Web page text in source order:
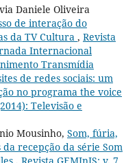
Daniele Oliveira
de interação do
da TV Cultura , Revista
Internacional
Transmídia
de redes sociais: um
no programa the voice
Televisão e
Mousinho, Som, fúria,
recepção da série Som